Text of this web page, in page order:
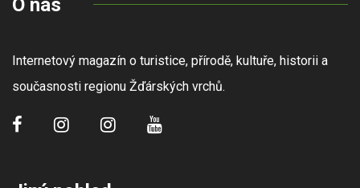
O nás
Internetový magazín o turistice, přírodě, kultuře, historii a
současnosti regionu Žďárských vrchů.